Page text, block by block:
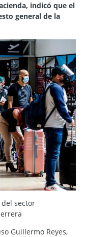
indicó que el
general de la
sector
Guillermo Reyes,